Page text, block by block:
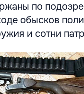
по
обысков
и сотни